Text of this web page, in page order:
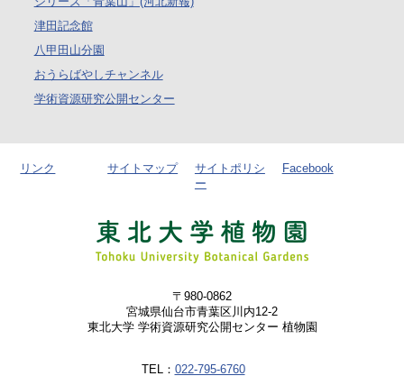
津田記念館
八甲田山分園
おうらばやしチャンネル
学術資源研究公開センター
リンク サイトマップ
サイトポリシ
ー
Facebook
〒980-0862
宮城県仙台市青葉区川内12-2
東北大学 学術資源研究公開センター 植物園
TEL： 022-795-6760